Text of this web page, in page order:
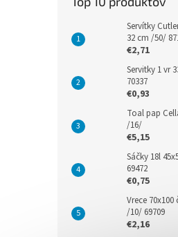
Servítky
32 cm /50/
€2,71
Servitky 1 vr
70337
€0,93
Toal pap
/16/
€5,15
Sáčky 18l
69472
€0,75
Vrece
/10/ 69709
€2,16